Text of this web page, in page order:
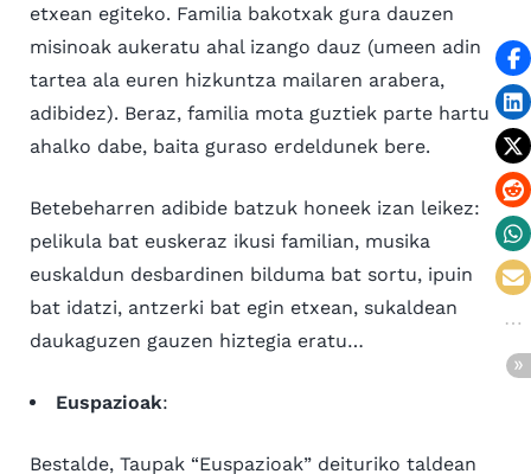
etxean egiteko. Familia bakotxak gura dauzen
misinoak aukeratu ahal izango dauz (umeen adin
tartea ala euren hizkuntza mailaren arabera,
adibidez). Beraz, familia mota guztiek parte hartu
ahalko dabe, baita guraso erdeldunek bere.
Betebeharren adibide batzuk honeek izan leikez:
pelikula bat euskeraz ikusi familian, musika
euskaldun desbardinen bilduma bat sortu, ipuin
bat idatzi, antzerki bat egin etxean, sukaldean
daukaguzen gauzen hiztegia eratu…
Euspazioak:
Bestalde, Taupak “Euspazioak” deituriko taldean